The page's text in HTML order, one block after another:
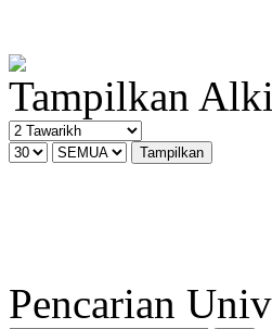
Tampilkan
Pencarian